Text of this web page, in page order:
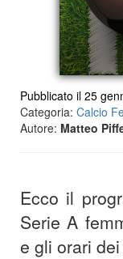
Pubblicato il 25
Categoria: Calcio
Autore: Matteo
Ecco il
Serie A
e gli orari